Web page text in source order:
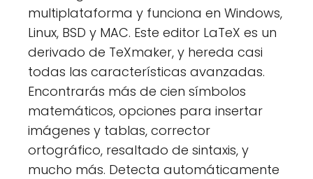
multiplataforma y funciona en Windows,
Linux, BSD y MAC. Este editor LaTeX es un
derivado de TeXmaker, y hereda casi
todas las características avanzadas.
Encontrarás más de cien símbolos
matemáticos, opciones para insertar
imágenes y tablas, corrector
ortográfico, resaltado de sintaxis, y
mucho más. Detecta automáticamente